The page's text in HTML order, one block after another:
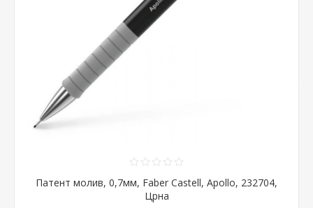
Патент молив, 0,7мм, Faber Castell, Apollo, 232704,
Црна